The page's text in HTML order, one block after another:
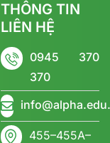
THÔNG TIN
LIÊN HỆ
0945 370
370
455–455A–